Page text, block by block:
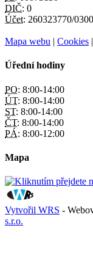
DIČ: 0
Účet: 260323770/
Mapa webu | Cookies |
Úřední hodiny
PO: 8:00-14:00
ÚT: 8:00-14:00
ST: 8:00-14:00
ČT: 8:00-14:00
PÁ: 8:00-12:00
Mapa
Vytvořil WRS -
s.r.o.